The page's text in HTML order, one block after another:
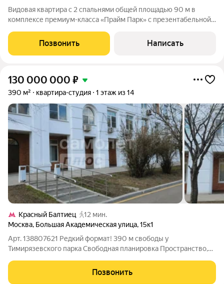
Видовая квартира с 2 спальнями общей площадью 90 м в
комплексе премиум-класса «Прайм Парк» с презентабельной
расположена на 31 этаже, откуда открываются панорамные
виды на город и башни
Позвонить Написать
130 000 000 ₽
390 м² квартира-студия 1 этаж из 14
Красный Балтиец
12 мин.
Москва, Большая Академическая улица,15к1
Арт. 138807621 Редкий формат! 390 м свободы у
Тимирязевского парка Свободная планировка Пространство,
уникальная квартира площадью 390 кв. м в экологически
благополучном районе Москвы
Позвонить